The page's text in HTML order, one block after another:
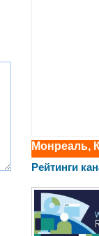
Монреаль,
Рейтинги